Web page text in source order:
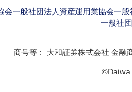
会一般社団法人資産運用業協会一般
一般社
商号等： 大和証券株式会社 金融
©Daiwa